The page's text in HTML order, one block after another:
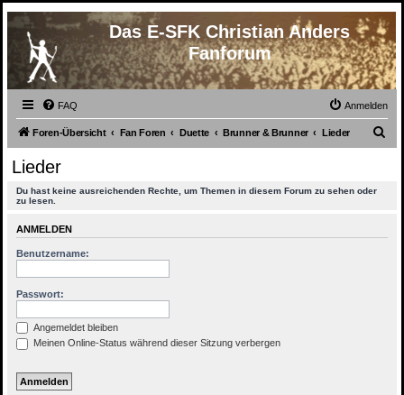
Das E-SFK Christian Anders
Fanforum
FAQ Anmelden
Foren-Übersicht Fan Foren Duette Brunner & Brunner Lieder
Lieder
Du hast keine ausreichenden Rechte, um Themen in diesem Forum zu sehen oder
zu lesen.
ANMELDEN
Benutzername:
Passwort:
Angemeldet bleiben
Meinen Online-Status während dieser Sitzung verbergen